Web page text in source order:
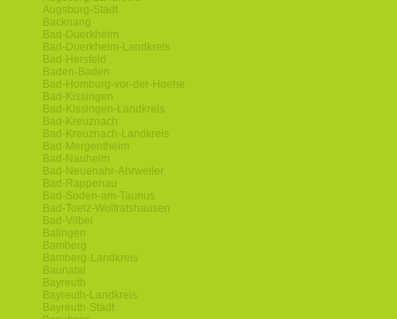
Augsburg-Stadt
Backnang
Bad-Duerkheim
Bad-Duerkheim-Landkreis
Bad-Hersfeld
Baden-Baden
Bad-Homburg-vor-der-Hoehe
Bad-Kissingen
Bad-Kissingen-Landkreis
Bad-Kreuznach
Bad-Kreuznach-Landkreis
Bad-Mergentheim
Bad-Nauheim
Bad-Neuenahr-Ahrweiler
Bad-Rappenau
Bad-Soden-am-Taunus
Bad-Toelz-Wolfratshausen
Bad-Vilbel
Balingen
Bamberg
Bamberg-Landkreis
Baunatal
Bayreuth
Bayreuth-Landkreis
Bayreuth-Stadt